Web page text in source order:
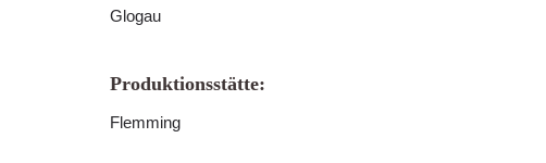
Glogau
Produktionsstätte:
Flemming